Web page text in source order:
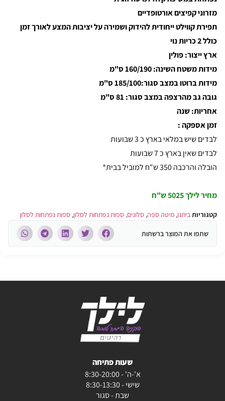
מזרוני קפיצים אורטופדיים
תפירת קווילט ייחודית להידוק ושמירה על יציבות המצע לאורך זמן
כולל 2 כריות נוי
ארץ ייצור: פולין
מידות משטח השינה: 160/190 ס"מ
מידות ברוטו במצב סגור:185/100 ס"מ
גובה גב מהרצפה במצב סגור: 81 ס"מ
אחריות: שנה
זמן אספקה:
לבדים שיש במלאי בארץ כ 3 שבועות
לבדים שאין בארץ כ 7 שבועות
הובלה והרכבה 350 ש"ח למוביל בבית
*
מחיר לילך
קטגוריותביתנו, מיטה ספה, סלונים, ספות נפתחות לסלון, ספות נפתחות לסלון
שתפו את המוצר ברשתות
שעות פתיחה
א'-ה' - 8:30-20:00
שישי - 8:30-13:30
שבת - סגור